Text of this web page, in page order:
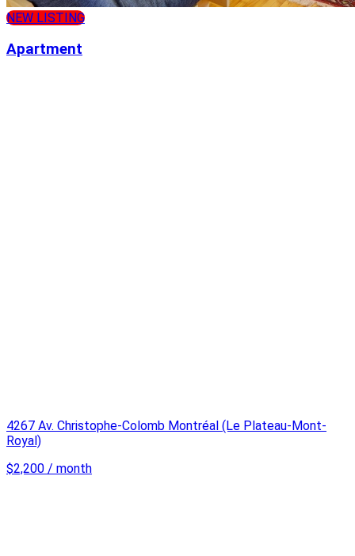
NEW LISTING
Apartment
4267 Av. Christophe-Colomb Montréal (Le Plateau-Mont-
Royal)
$2,200 / month